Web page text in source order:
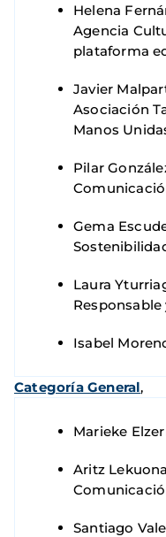
Helena
Agencia
plataforma
Javier
Asociación
Manos
Pilar
Gema
Laura
Isabel
Categoría General,
Marieke
Aritz
Santiago